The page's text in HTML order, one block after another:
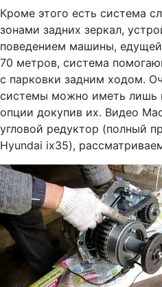
Кроме этого есть система
зонами задних зеркал,
поведением машины,
70 метров, система
с парковки задним ходом.
системы можно иметь лишь
опции докупив их. Видео
угловой редуктор (полный
Hyundai ix35),